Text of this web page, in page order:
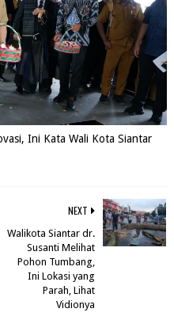
Ini Kata Wali Kota Siantar
NEXT
Walikota Siantar dr.
Susanti Melihat
Pohon Tumbang,
Ini Lokasi yang
Parah, Lihat
Vidionya